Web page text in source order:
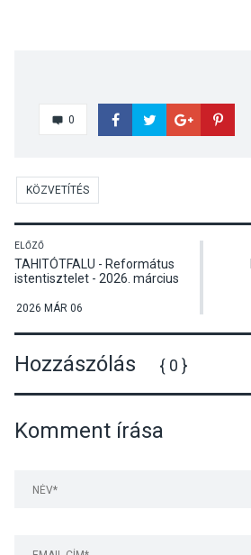
0
KÖZVETÍTÉS
ELŐZŐ
TAHITÓTFALU - Református
istentisztelet - 2026. március
2026 MÁR 06
Hozzászólás { 0 }
Komment írása